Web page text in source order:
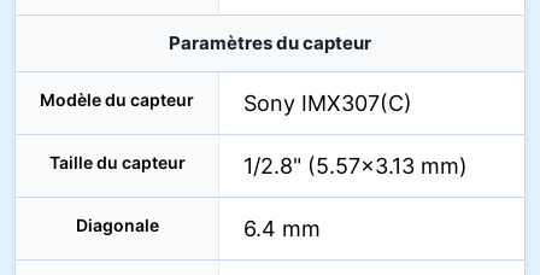
Paramètres du capteur
Modèle du capteur Sony IMX307(C)
Taille du capteur 1/2.8" (5.57×3.13 mm)
Diagonale 6.4 mm